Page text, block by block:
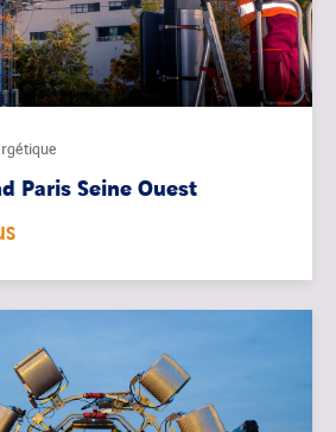
Paris Seine Ouest